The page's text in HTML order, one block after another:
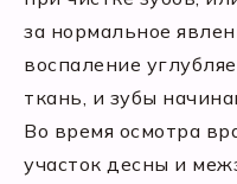
за нормальное
воспаление
ткань, и зубы
Во время осмотра
участок десны и